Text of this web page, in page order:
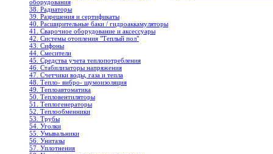
оборудования
38. Радиаторы
39. Разрешения и сертификаты
40. Расширительные баки / гидроаккамуляторы
41. Сварочное оборудование и аксессуары
42. Системы отопления "Теплый пол"
43. Сифоны
44. Смесители
45. Средства учета теплопотребления
46. Стабилизаторы напряжения
47. Счетчики воды, газа и тепла
48. Тепло- вибро- шумоизоляция
49. Теплоавтоматика
50. Тепловентиляторы
51. Теплогенераторы
52. Теплообменники
53. Трубы
54. Уголки
55. Умывальники
56. Унитазы
57. Уплотнения